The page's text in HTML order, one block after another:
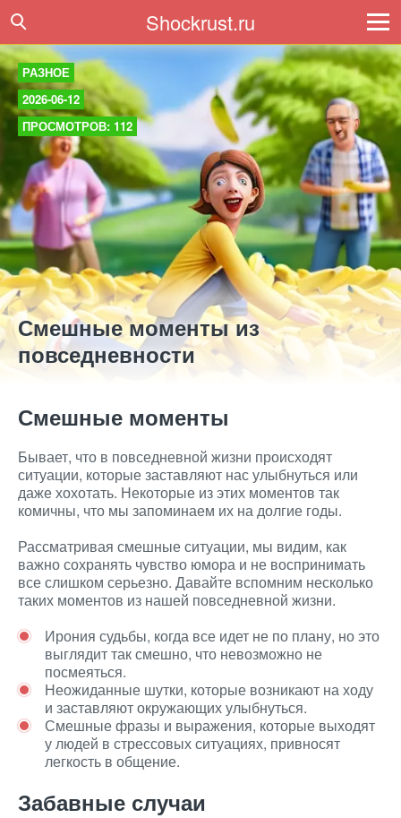
Shockrust.ru
РАЗНОЕ
2026-06-12
ПРОСМОТРОВ: 112
Смешные моменты из
повседневности
Смешные моменты
Бывает, что в повседневной жизни происходят
ситуации, которые заставляют нас улыбнуться или
даже хохотать. Некоторые из этих моментов так
комичны, что мы запоминаем их на долгие годы.
Рассматривая смешные ситуации, мы видим, как
важно сохранять чувство юмора и не воспринимать
все слишком серьезно. Давайте вспомним несколько
таких моментов из нашей повседневной жизни.
Ирония судьбы, когда все идет не по плану, но это
выглядит так смешно, что невозможно не
посмеяться.
Неожиданные шутки, которые возникают на ходу
и заставляют окружающих улыбнуться.
Смешные фразы и выражения, которые выходят
у людей в стрессовых ситуациях, привносят
легкость в общение.
Забавные случаи